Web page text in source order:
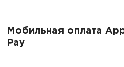
Мобильная оплата
Pay